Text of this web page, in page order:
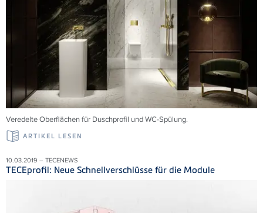
Veredelte Oberflächen für Duschprofil und WC-Spülung.
ARTIKEL LESEN
10.03.2019 – TECENEWS
TECEprofil: Neue Schnellverschlüsse für die Module